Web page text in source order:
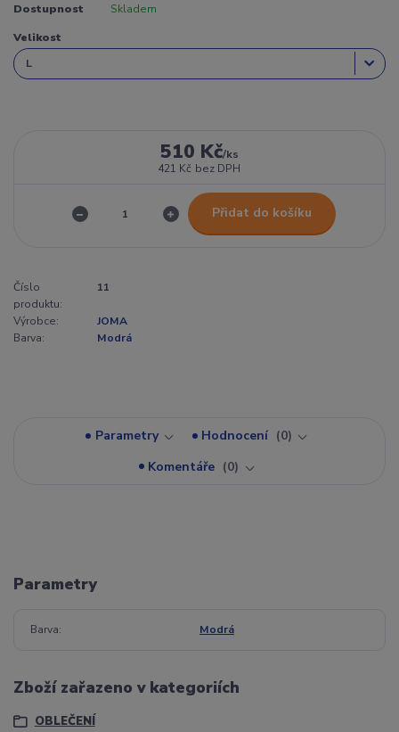
Dostupnost Skladem
Velikost
510 Kč/ks
421 Kč bez DPH
Přidat do košíku
Číslo
produktu:
11
Výrobce:
JOMA
Barva:
Modrá
Parametry Hodnocení
0
Komentáře
0
Parametry
Barva Modrá
Zboží zařazeno v kategoriích
OBLEČENÍ